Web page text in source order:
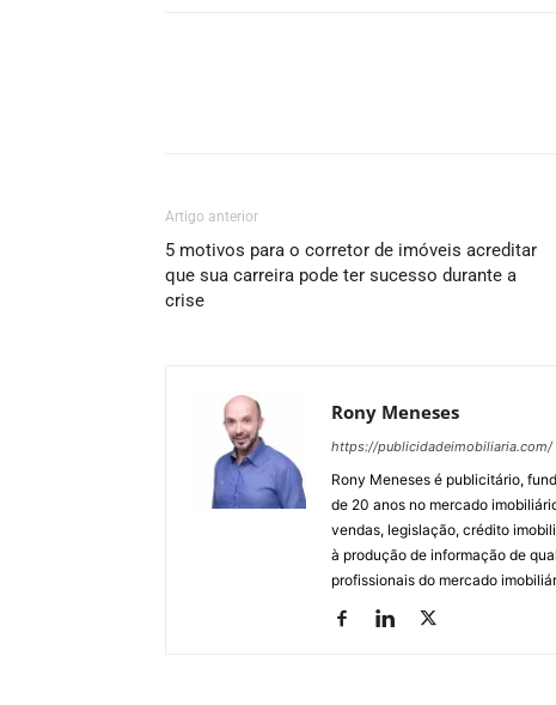
Artigo anterior
5 motivos para o corretor de imóveis acreditar
que sua carreira pode ter sucesso durante a
crise
Rony Meneses
https://publicidadeimobiliaria.com/
Rony Meneses é publicitário,
de 20 anos no mercado
vendas, legislação, crédito
à produção de informação de
profissionais do mercado